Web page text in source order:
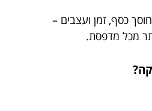
כסף, זמן ועצבים –
מכל מדפסת.